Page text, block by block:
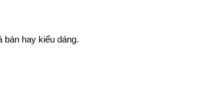
bán hay kiểu dáng.